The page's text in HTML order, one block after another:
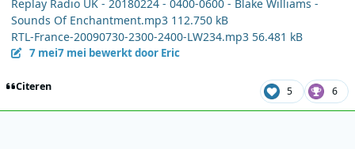
Replay Radio UK - 20180224 - 0400-0600 - Blake Williams -
Sounds Of Enchantment.mp3 112.750 kB
RTL-France-20090730-2300-2400-LW234.mp3 56.481 kB
7 mei7 mei bewerkt door Eric
Citeren 5 6